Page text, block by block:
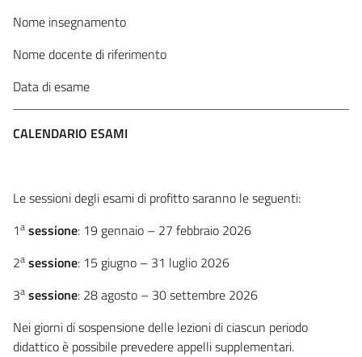
Nome insegnamento
Nome docente di riferimento
Data di esame
CALENDARIO ESAMI
Le sessioni degli esami di profitto saranno le seguenti:
1a sessione: 19 gennaio – 27 febbraio 2026
2a sessione: 15 giugno – 31 luglio 2026
3a sessione: 28 agosto – 30 settembre 2026
Nei giorni di sospensione delle lezioni di ciascun periodo
didattico è possibile prevedere appelli supplementari.